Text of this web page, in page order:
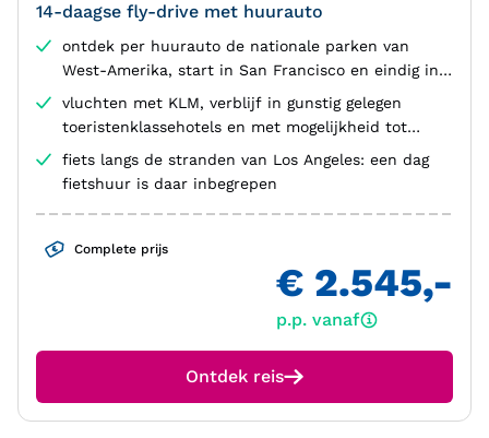
14-daagse fly-drive met huurauto
ontdek per huurauto de nationale parken van
West-Amerika, start in San Francisco en eindig in
Los Angeles
vluchten met KLM, verblijf in gunstig gelegen
toeristenklassehotels en met mogelijkheid tot
verlenging in Los Angeles
fiets langs de stranden van Los Angeles: een dag
fietshuur is daar inbegrepen
Complete prijs
€ 2.545,-
p.p. vanaf
Ontdek reis